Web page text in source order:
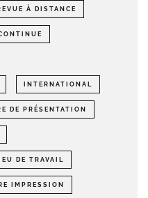
À DISTANCE
INTERNATIONAL
DE PRÉSENTATION
DE TRAVAIL
IMPRESSION